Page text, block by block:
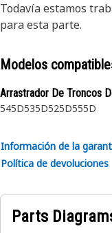
Todavía estamos
para esta parte.
Modelos
Arrastrador De Troncos
545D535D525D555D
Información de la
Política de devoluciones
Parts